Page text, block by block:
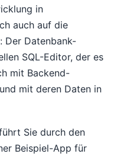
in
auch auf die
Der Datenbank-
SQL-Editor, der es
mit Backend-
mit deren Daten in
Sie durch den
Beispiel-App für